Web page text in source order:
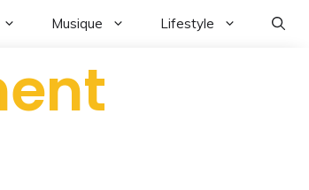
Musique Lifestyle